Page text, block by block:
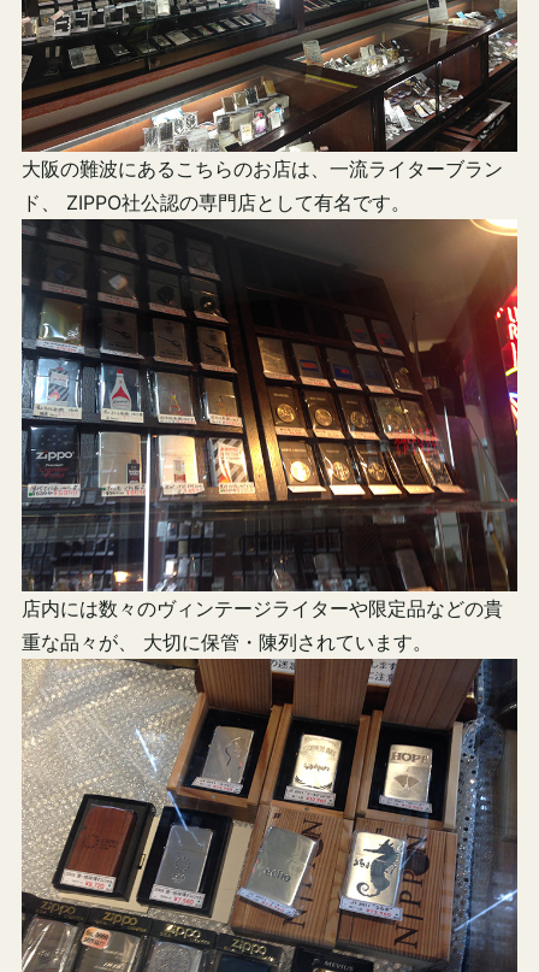
大阪の難波にあるこちらのお店は、一流ライターブラン
ド、 ZIPPO社公認の専門店として有名です。
店内には数々のヴィンテージライターや限定品などの貴
重な品々が、 大切に保管・陳列されています。